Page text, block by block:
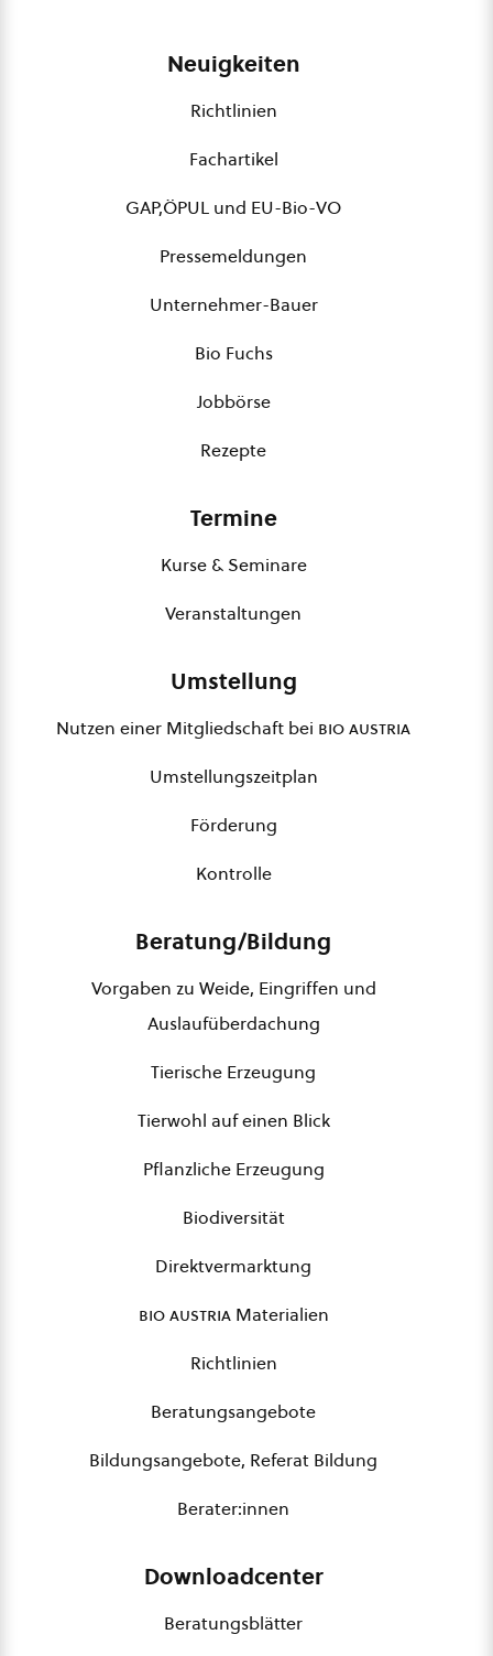
Neuigkeiten
Richtlinien
Fachartikel
GAP,ÖPUL und EU-Bio-VO
Pressemeldungen
Unternehmer-Bauer
Bio Fuchs
Jobbörse
Rezepte
Termine
Kurse & Seminare
Veranstaltungen
Umstellung
Nutzen einer Mitgliedschaft bei bio austria
Umstellungszeitplan
Förderung
Kontrolle
Beratung/Bildung
Vorgaben zu Weide, Eingriffen und
Auslaufüberdachung
Tierische Erzeugung
Tierwohl auf einen Blick
Pflanzliche Erzeugung
Biodiversität
Direktvermarktung
bio austriaMaterialien
Richtlinien
Beratungsangebote
Bildungsangebote, Referat Bildung
Berater:innen
Downloadcenter
Beratungsblätter